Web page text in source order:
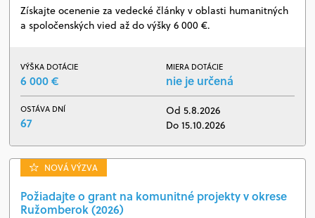
Získajte ocenenie za vedecké články v oblasti humanitných
a spoločenských vied až do výšky 6 000 €.
VÝŠKA DOTÁCIE
6 000 €
MIERA DOTÁCIE
nie je určená
OSTÁVA DNÍ
67
Od 5.8.2026
Do 15.10.2026
NOVÁ VÝZVA
Požiadajte o grant na komunitné projekty v okrese
Ružomberok (2026)